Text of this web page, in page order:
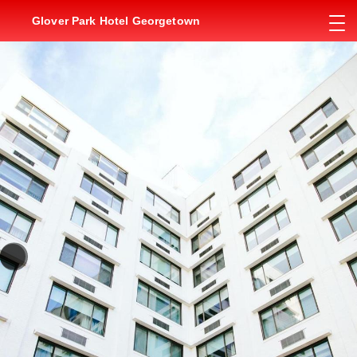
Glover Park Hotel Georgetown